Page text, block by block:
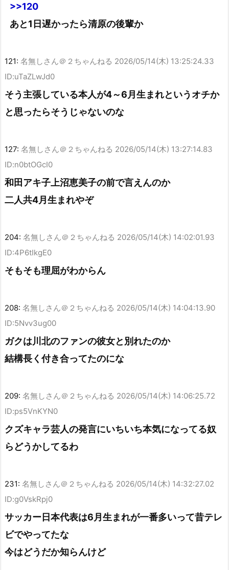
>>120
あと1日遅かったら清原の後輩か
121: 名無しさん＠２ちゃんねる 2026/05/14(木) 13:25:24.33
ID:uTaZLwJd0
そう主張している本人が4～6月生まれというオチか
と思ったらそうじゃないのな
127: 名無しさん＠２ちゃんねる 2026/05/14(木) 13:27:14.83
ID:n0btOGcI0
和田アキ子上沼恵美子の前で言えんのか
二人共4月生まれやぞ
204: 名無しさん＠２ちゃんねる 2026/05/14(木) 14:02:01.93
ID:4P6tIkgE0
そもそも理屈がわからん
208: 名無しさん＠２ちゃんねる 2026/05/14(木) 14:04:13.90
ID:5Nvv3ug00
ガクは川北のファンの彼女と別れたのか
結構長く付き合ってたのにな
209: 名無しさん＠２ちゃんねる 2026/05/14(木) 14:06:25.72
ID:ps5VnKYN0
クズキャラ芸人の発言にいちいち本気になってる奴
らどうかしてるわ
231: 名無しさん＠２ちゃんねる 2026/05/14(木) 14:32:27.02
ID:g0VskRpj0
サッカー日本代表は6月生まれが一番多いって昔テレ
ビでやってたな
今はどうだか知らんけど